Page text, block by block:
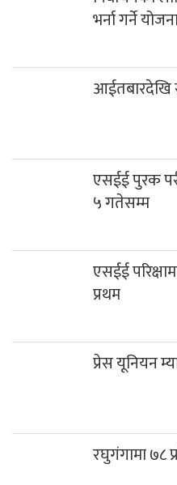
भर्ना गर्ने
आईतबारदेखि
एसईई पुरक
५ गतेसम्म
एसईई
प्रथम
प्रेस यूनियन
रघुगंगामा ७८